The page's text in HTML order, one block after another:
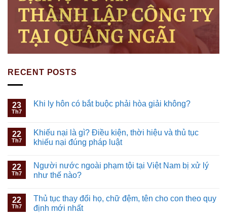
RECENT POSTS
23
Th7
Khi ly hôn có bắt buộc phải hòa giải không?
22
Th7
Khiếu nại là gì? Điều kiện, thời hiệu và thủ tục
khiếu nại đúng pháp luật
22
Th7
Người nước ngoài phạm tội tại Việt Nam bị xử lý
như thế nào?
22
Th7
Thủ tục thay đổi họ, chữ đệm, tên cho con theo quy
định mới nhất